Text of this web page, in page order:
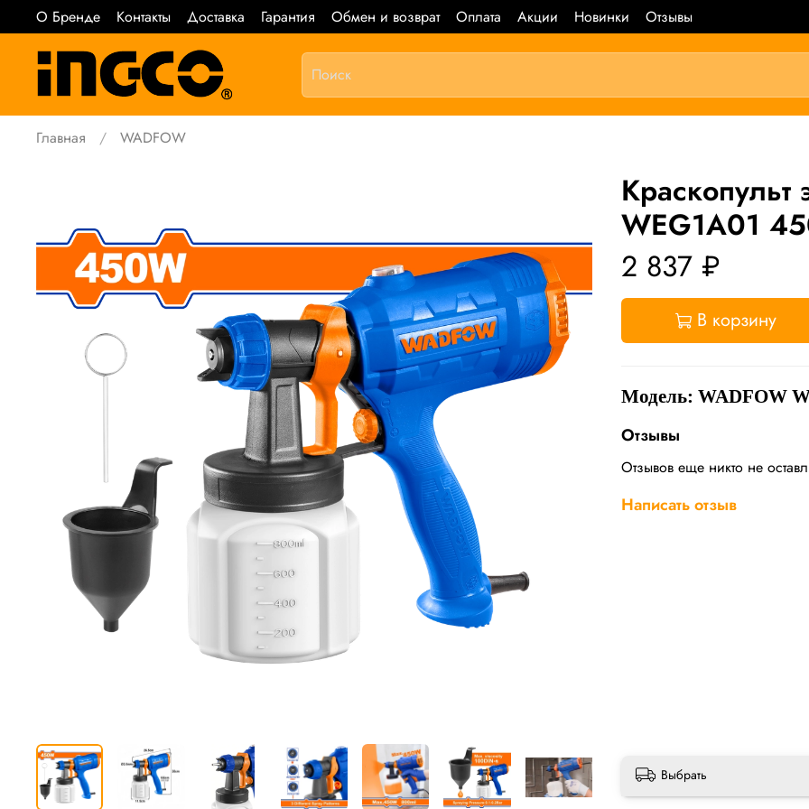
О Бренде Контакты Доставка Гарантия Обмен и возврат Оплата Акции Новинки Отзывы
Главная WADFOW
Краскопульт
WEG1A01
2 837 ₽
В корзину
Модель: WADFOW
Отзывы
Отзывов еще никто не
Написать отзыв
Выбрать